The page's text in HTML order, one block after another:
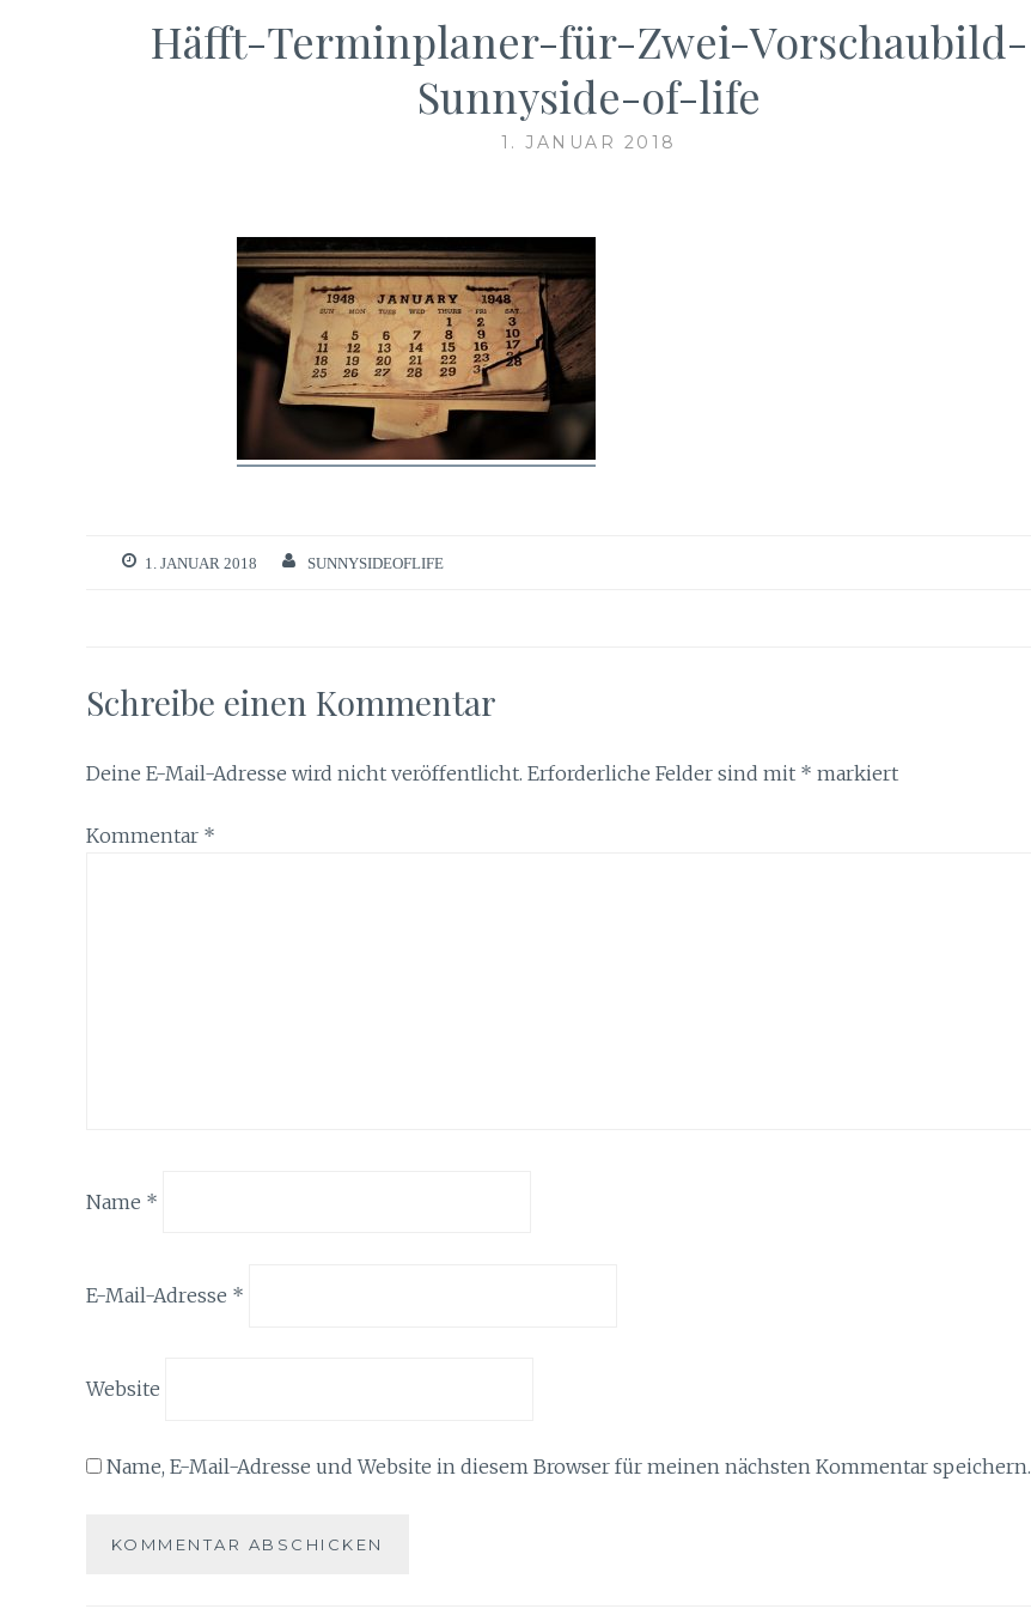
Häfft-Terminplaner-für-Zwei-Vorschaubild-
Sunnyside-of-life
1. JANUAR 2018
1. JANUAR 2018 SUNNYSIDEOFLIFE
Schreibe einen Kommentar
Deine E-Mail-Adresse wird nicht veröffentlicht. Erforderliche Felder sind mit * markiert
Kommentar *
Name *
E-Mail-Adresse *
Website
Name, E-Mail-Adresse und Website in diesem Browser für meinen nächsten Kommentar speichern.